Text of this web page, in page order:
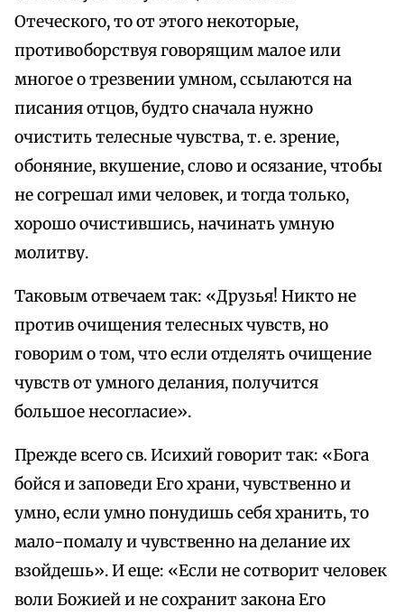
Отеческого, то от этого некоторые,
противоборствуя говорящим малое или
многое о трезвении умном, ссылаются на
писания отцов, будто сначала нужно
очистить телесные чувства, т. е. зрение,
обоняние, вкушение, слово и осязание, чтобы
не согрешал ими человек, и тогда только,
хорошо очистившись, начинать умную
молитву.
Таковым отвечаем так: «Друзья! Никто не
против очищения телесных чувств, но
говорим о том, что если отделять очищение
чувств от умного делания, получится
большое несогласие».
Прежде всего св. Исихий говорит так: «Бога
бойся и заповеди Его храни, чувственно и
умно, если умно понудишь себя хранить, то
мало-помалу и чувственно на делание их
взойдешь». И еще: «Если не сотворит человек
воли Божией и не сохранит закона Его